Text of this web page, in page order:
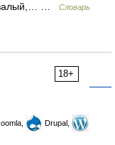
…
Словарь
18+
Drupal,